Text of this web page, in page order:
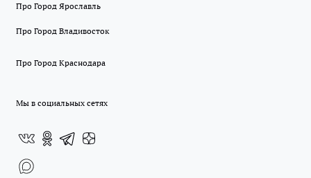
Про Город Ярославль
Про Город Владивосток
Про Город Краснодара
Мы в социальных сетях